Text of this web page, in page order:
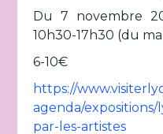
Du 7 novembre
10h30-17h30 (du
6-10€
https://
agenda/
par-les-artistes